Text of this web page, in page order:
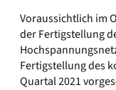
Voraussichtlich im
der Fertigstellung
Fertigstellung des
Quartal 2021